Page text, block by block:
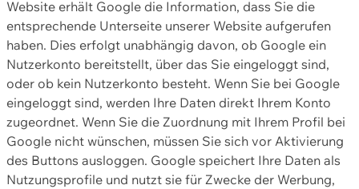
Website erhält Google die Information, dass Sie die
entsprechende Unterseite unserer Website aufgerufen
haben. Dies erfolgt unabhängig davon, ob Google ein
Nutzerkonto bereitstellt, über das Sie eingeloggt sind,
oder ob kein Nutzerkonto besteht. Wenn Sie bei Google
eingeloggt sind, werden Ihre Daten direkt Ihrem Konto
zugeordnet. Wenn Sie die Zuordnung mit Ihrem Profil bei
Google nicht wünschen, müssen Sie sich vor Aktivierung
des Buttons ausloggen. Google speichert Ihre Daten als
Nutzungsprofile und nutzt sie für Zwecke der Werbung,